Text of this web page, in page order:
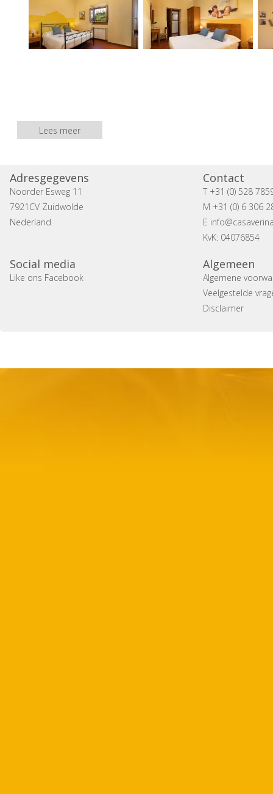
Lees meer
Adresgegevens
Noorder Esweg 11
7921CV Zuidwolde
Nederland
Contact
T +31 (0) 528
M +31 (0) 6 306
E
KvK: 04076854
Social media
Like ons Facebook
Algemeen
Algemene
Veelgestelde
Disclaimer